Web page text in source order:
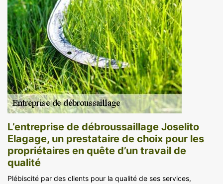
L’entreprise de débroussaillage Joselito
Elagage, un prestataire de choix pour les
propriétaires en quête d’un travail de
qualité
Plébiscité par des clients pour la qualité de ses services,